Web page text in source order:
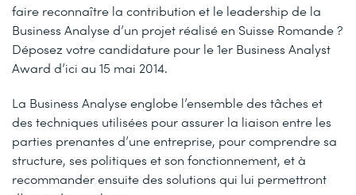
faire reconnaître la contribution et le leadership de la
Business Analyse d’un projet réalisé en Suisse Romande ?
Déposez votre candidature pour le 1er Business Analyst
Award d’ici au 15 mai 2014.
La Business Analyse englobe l’ensemble des tâches et
des techniques utilisées pour assurer la liaison entre les
parties prenantes d’une entreprise, pour comprendre sa
structure, ses politiques et son fonctionnement, et à
recommander ensuite des solutions qui lui permettront